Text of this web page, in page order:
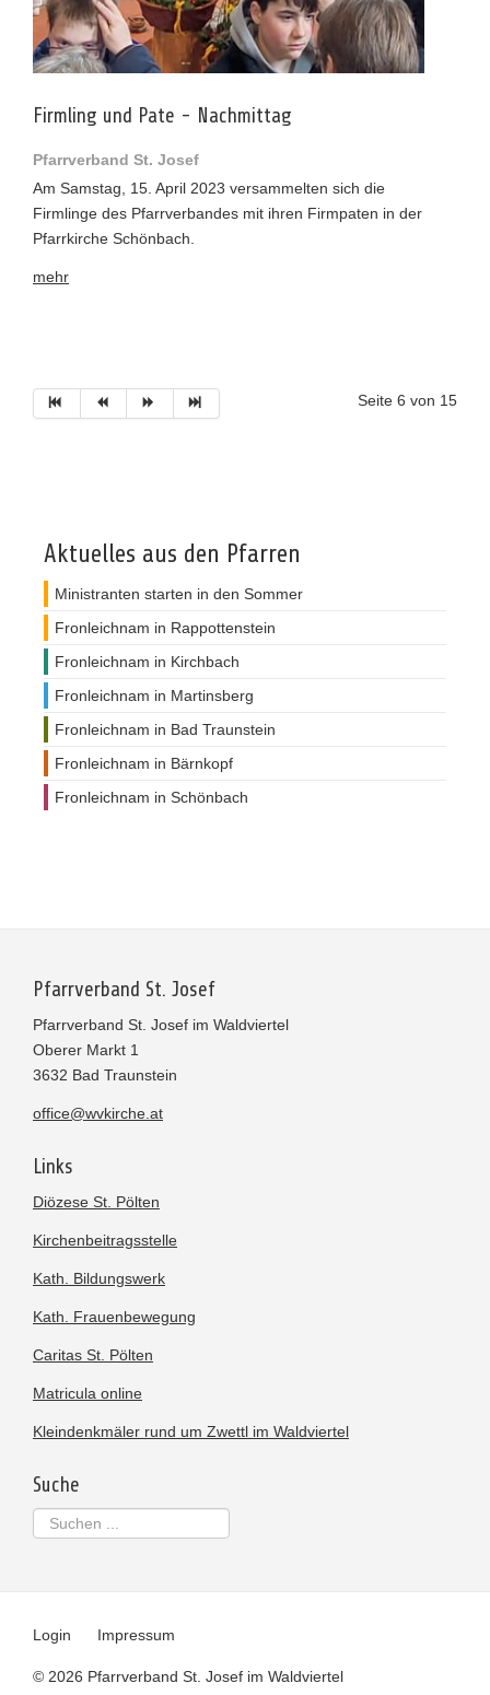
Firmling und Pate - Nachmittag
Pfarrverband St. Josef
Am Samstag, 15. April 2023 versammelten sich die
Firmlinge des Pfarrverbandes mit ihren Firmpaten in der
Pfarrkirche Schönbach.
mehr
Seite 6 von 15
Aktuelles aus den Pfarren
Ministranten starten in den Sommer
Fronleichnam in Rappottenstein
Fronleichnam in Kirchbach
Fronleichnam in Martinsberg
Fronleichnam in Bad Traunstein
Fronleichnam in Bärnkopf
Fronleichnam in Schönbach
Pfarrverband St. Josef
Pfarrverband St. Josef im Waldviertel
Oberer Markt 1
3632 Bad Traunstein
office@wvkirche.at
Links
Diözese St. Pölten
Kirchenbeitragsstelle
Kath. Bildungswerk
Kath. Frauenbewegung
Caritas St. Pölten
Matricula online
Kleindenkmäler rund um Zwettl im Waldviertel
Suche
Suchen
...
Login Impressum
© 2026 Pfarrverband St. Josef im Waldviertel